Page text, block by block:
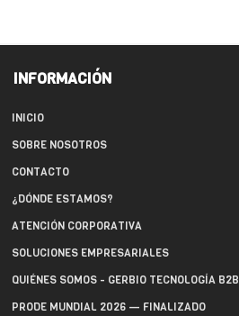
INFORMACIÓN
INICIO
SOBRE NOSOTROS
CONTACTO
¿DÓNDE ESTAMOS?
ATENCIÓN CORPORATIVA
SOLUCIONES EMPRESARIALES
QUIÉNES SOMOS - GERBIO TECNOLOGÍA B2B
PRODE MUNDIAL 2026 — FINALIZADO